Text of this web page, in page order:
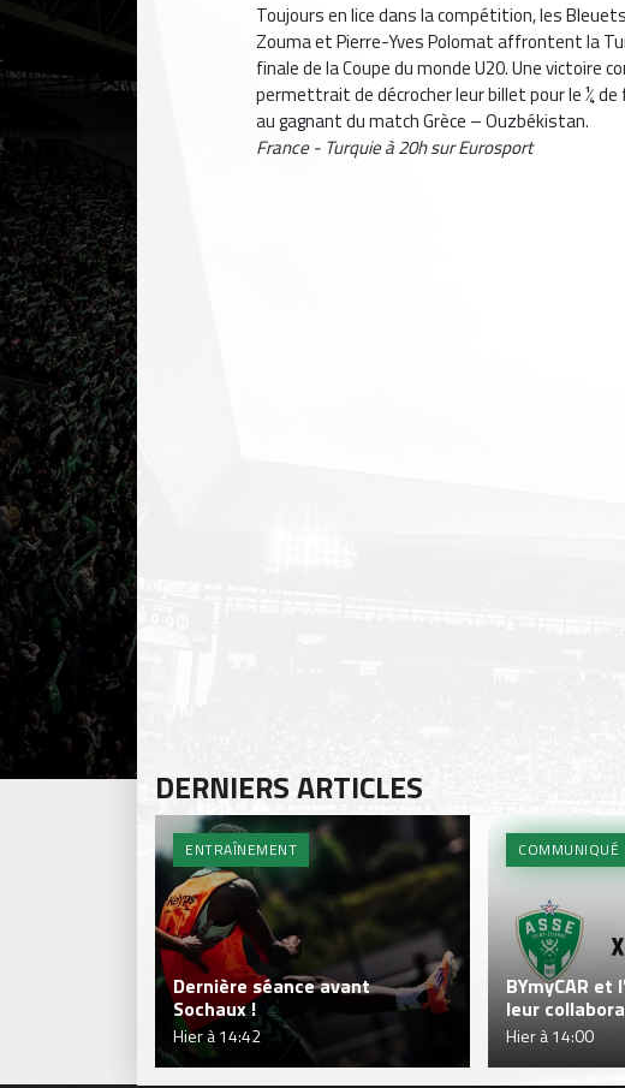
Toujours en lice dans la compétition, les
Zouma et Pierre-Yves Polomat affrontent la
finale de la Coupe du monde U20. Une victoire
permettrait de décrocher leur billet pour le ¼
au gagnant du match Grèce – Ouzbékistan.
France - Turquie à 20h sur Eurosport
DERNIERS ARTICLES
ENTRAÎNEMENT
Dernière séance avant
Sochaux !
Hier à 14:42
COMMUNIQUÉ
BYmyCAR et
leur
Hier à 14:00